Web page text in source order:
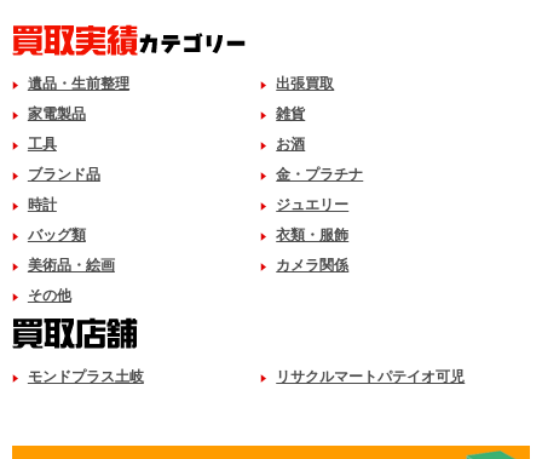
遺品・生前整理
出張買取
家電製品
雑貨
工具
お酒
ブランド品
金・プラチナ
時計
ジュエリー
バッグ類
衣類・服飾
美術品・絵画
カメラ関係
その他
モンドプラス土岐 リサクルマートパテイオ可児